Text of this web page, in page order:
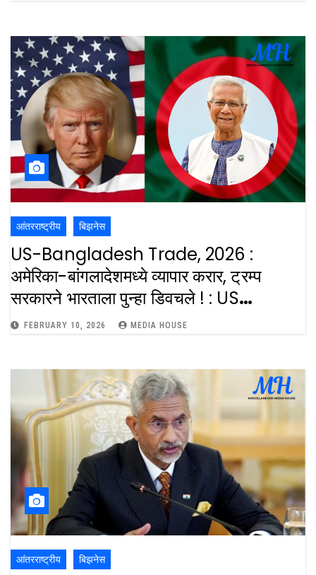
Goyal Trump Tariff Ruling
आंतरराष्ट्रीय बिझनेस
US-Bangladesh Trade, 2026 :
अमेरिका-बांगलादेशमध्ये व्यापार करार, ट्रम्प
सरकारने भारताला पुन्हा डिवचले ! : US
Bangladesh Trade Deal Trump
Bangladeshi Textile Products
Attempt To Provoke India
FEBRUARY 10, 2026 MEDIA HOUSE
आंतरराष्ट्रीय बिझनेस